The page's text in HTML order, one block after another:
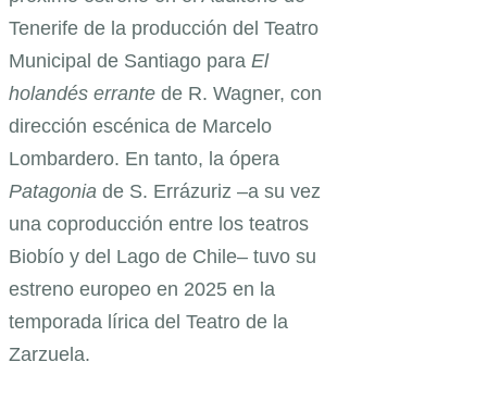
Tenerife de la producción del Teatro
Municipal de Santiago para El
holandés errante de R. Wagner, con
dirección escénica de Marcelo
Lombardero. En tanto, la ópera
Patagonia de S. Errázuriz –a su vez
una coproducción entre los teatros
Biobío y del Lago de Chile– tuvo su
estreno europeo en 2025 en la
temporada lírica del Teatro de la
Zarzuela.